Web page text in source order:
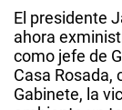
El presidente
ahora
como jefe de
Casa Rosada,
Gabinete, la